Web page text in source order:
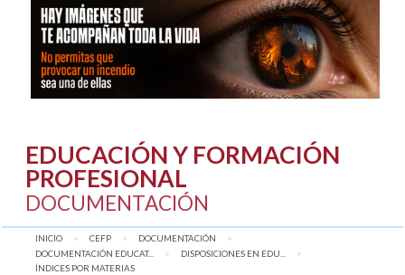
EDUCACIÓN Y FORMACIÓN
PROFESIONAL
DOCUMENTACIÓN
INICIO CEFP
DOCUMENTACIÓN
DOCUMENTACIÓN EDUCAT...
DISPOSICIONES EN EDU...
AQUÍ:
ÍNDICES POR MATERIAS